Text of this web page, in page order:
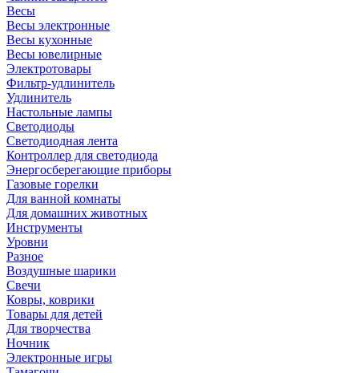
Весы
Весы электронные
Весы кухонные
Весы ювелирные
Электротовары
Фильтр-удлинитель
Удлинитель
Настольные лампы
Светодиоды
Светодиодная лента
Контроллер для светодиода
Энергосберегающие приборы
Газовые горелки
Для ванной комнаты
Для домашних животных
Инструменты
Уровни
Разное
Воздушные шарики
Свечи
Ковры, коврики
Товары для детей
Для творчества
Ночник
Электронные игры